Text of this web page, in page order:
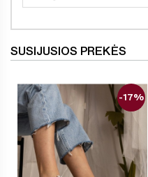
SUSIJUSIOS PREKĖS
-17%